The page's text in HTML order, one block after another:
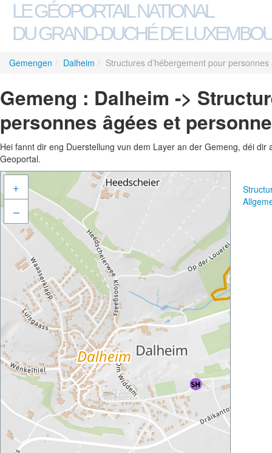
LE GÉOPORTAIL NATIONAL
DU GRAND-DUCHÉ DE
Gemengen / Dalheim / Structures d’hébergement pour
Gemeng : Dalheim ->
personnes âgées et
Hei fannt dir eng Duerstellung vun dem Layer an der Gemeng, déi
Geoportal.
+
–